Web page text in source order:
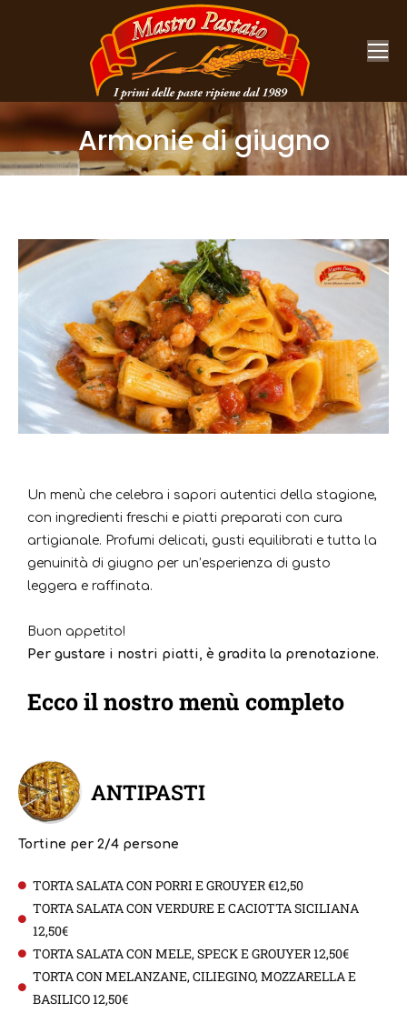
Armonie di giugno
You are here:
Un menù che celebra i sapori autentici della stagione,
con ingredienti freschi e piatti preparati con cura
artigianale. Profumi delicati, gusti equilibrati e tutta la
genuinità di giugno per un’esperienza di gusto
leggera e raffinata.
Buon appetito!
Per gustare i nostri piatti, è gradita la prenotazione.
Ecco il nostro menù completo
ANTIPASTI
Tortine per 2/4 persone
TORTA SALATA CON PORRI E GROUYER €12,50
TORTA SALATA CON VERDURE E CACIOTTA SICILIANA
12,50€
TORTA SALATA CON MELE, SPECK E GROUYER 12,50€
TORTA CON MELANZANE, CILIEGINO, MOZZARELLA E
BASILICO 12,50€